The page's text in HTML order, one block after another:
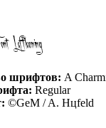
шрифтов: A
Regular
©GeM / A. Hцfeld